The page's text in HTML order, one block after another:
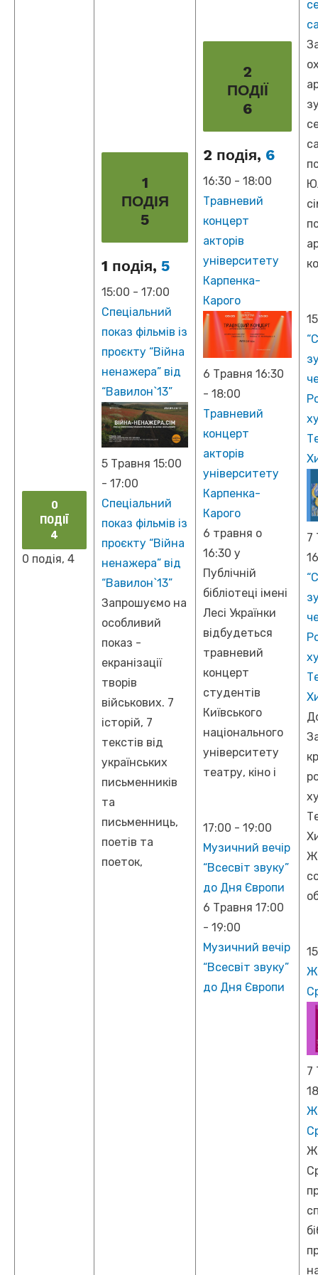
0
ПОДІЇ
4
0 подія, 4
1
ПОДІЯ
5
1 подія, 5
15:00 - 17:00
Спеціальний
показ фільмів із
проєкту “Війна
ненажера” від
“Вавилон`13”
5 Травня 15:00
- 17:00
Спеціальний
показ фільмів із
проєкту “Війна
ненажера” від
“Вавилон`13”
Запрошуємо на
особливий
показ -
екранізації
творів
військових. 7
історій, 7
текстів від
українських
письменників
та
письменниць,
поетів та
поеток,
2
ПОДІЇ
6
2 подія, 6
16:30 - 18:00
Травневий
концерт
акторів
університету
Карпенка-
Карого
6 Травня 16:30
- 18:00
Травневий
концерт
акторів
університету
Карпенка-
Карого
6 травня о
16:30 у
Публічній
бібліотеці імені
Лесі Українки
відбудеться
травневий
концерт
студентів
Київського
національного
університету
театру, кіно і
17:00 - 19:00
Музичний вечір
“Всесвіт звуку”
до Дня Європи
6 Травня 17:00
- 19:00
Музичний вечір
“Всесвіт звуку”
до Дня Європи
7
7